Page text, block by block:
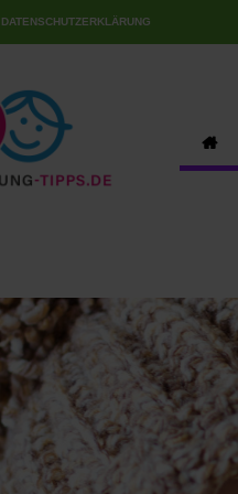
DATENSCHUTZERKLÄRUNG